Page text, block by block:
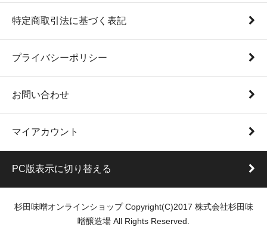
特定商取引法に基づく表記
プライバシーポリシー
お問い合わせ
マイアカウント
PC版表示に切り替える
杉田味噌オンラインショップ Copyright(C)2017 株式会社杉田味
噌醸造場 All Rights Reserved.